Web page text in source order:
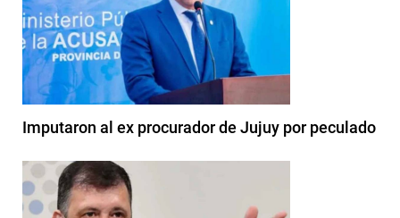
Imputaron al ex procurador de Jujuy por peculado